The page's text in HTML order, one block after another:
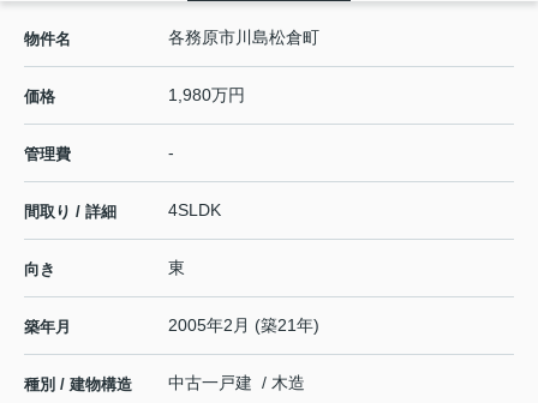
物件名 各務原市川島松倉町
価格 1,980万円
管理費 -
間取り / 詳細 4SLDK
向き 東
築年月 2005年2月 (築21年)
種別 / 建物構造 中古一戸建 / 木造